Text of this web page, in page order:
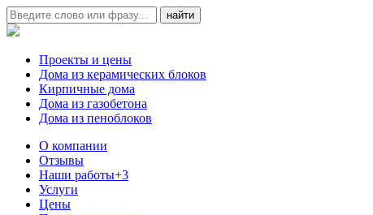
Проекты и цены
Дома из керамических блоков
Кирпичные дома
Дома из газобетона
Дома из пеноблоков
О компании
Отзывы
Наши работы+3
Услуги
Цены